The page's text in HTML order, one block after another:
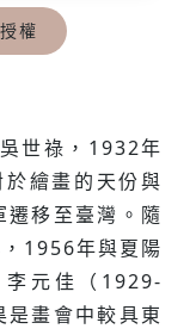
權
世祿，1932年
繪畫的天份與
移至臺灣。隨
1956年與夏陽
李元佳（1929-
畫會中較具東